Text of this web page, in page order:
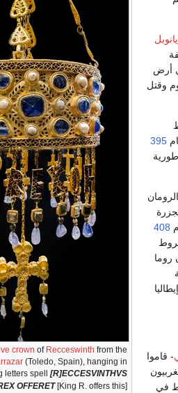
crown of Recceswinth from the
(Toledo, Spain), hanging in
letters spell [R]ECCESVINTHVS
OFFERET[King R. offers this].
في أرض
وقتل
395
408
روما
- قاموا
في